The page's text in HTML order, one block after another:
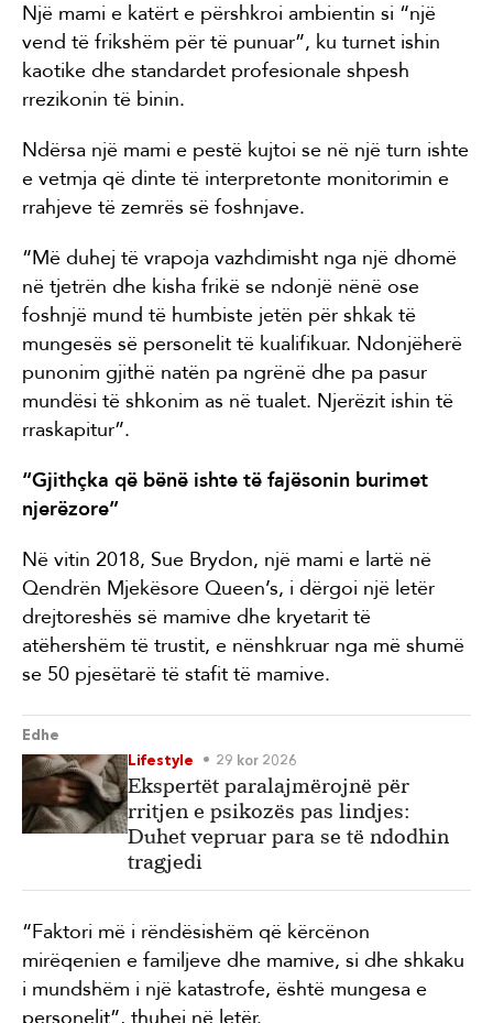
Një mami e katërt e përshkroi ambientin si “një
vend të frikshëm për të punuar”, ku turnet ishin
kaotike dhe standardet profesionale shpesh
rrezikonin të binin.
Ndërsa një mami e pestë kujtoi se në një turn ishte
e vetmja që dinte të interpretonte monitorimin e
rrahjeve të zemrës së foshnjave.
“Më duhej të vrapoja vazhdimisht nga një dhomë
në tjetrën dhe kisha frikë se ndonjë nënë ose
foshnjë mund të humbiste jetën për shkak të
mungesës së personelit të kualifikuar. Ndonjëherë
punonim gjithë natën pa ngrënë dhe pa pasur
mundësi të shkonim as në tualet. Njerëzit ishin të
rraskapitur”.
“Gjithçka që bënë ishte të fajësonin burimet
njerëzore”
Në vitin 2018, Sue Brydon, një mami e lartë në
Qendrën Mjekësore Queen’s, i dërgoi një letër
drejtoreshës së mamive dhe kryetarit të
atëhershëm të trustit, e nënshkruar nga më shumë
se 50 pjesëtarë të stafit të mamive.
Edhe
Lifestyle
29 kor 2026
Ekspertët paralajmërojnë për
rritjen e psikozës pas lindjes:
Duhet vepruar para se të ndodhin
tragjedi
“Faktori më i rëndësishëm që kërcënon
mirëqenien e familjeve dhe mamive, si dhe shkaku
i mundshëm i një katastrofe, është mungesa e
personelit”, thuhej në letër.